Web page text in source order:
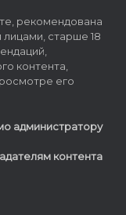
рекомендована
старше 18
контента,
его
администратору
контента